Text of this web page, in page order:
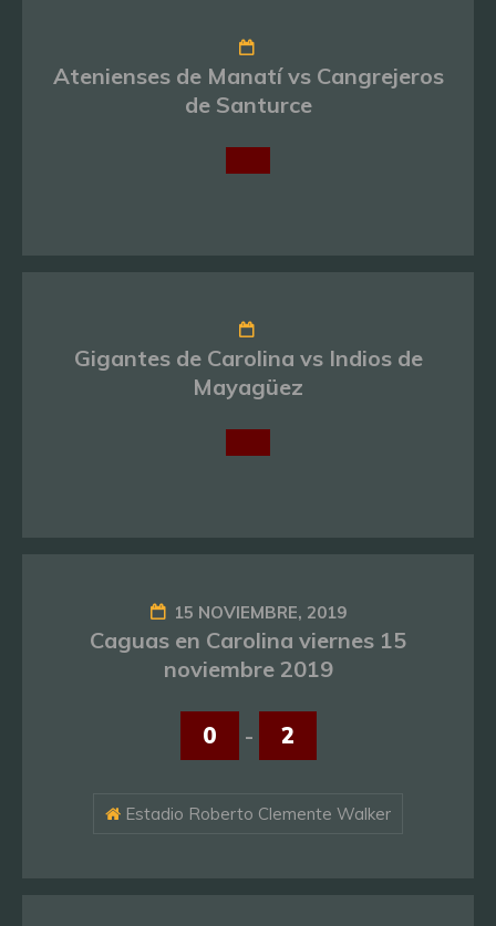
Atenienses de Manatí vs Cangrejeros
de Santurce
Gigantes de Carolina vs Indios de
Mayagüez
15 NOVIEMBRE, 2019
Caguas en Carolina viernes 15
noviembre 2019
0 - 2
Estadio Roberto Clemente Walker